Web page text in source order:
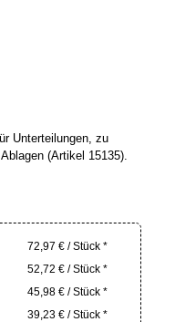
Unterteilungen, zu
(Artikel 15135).
72,97 € / Stück *
52,72 € / Stück *
45,98 € / Stück *
39,23 € / Stück *